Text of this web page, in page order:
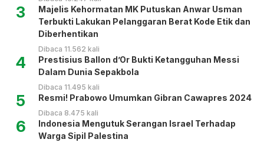
3
Majelis Kehormatan MK Putuskan Anwar Usman
Terbukti Lakukan Pelanggaran Berat Kode Etik dan
Diberhentikan
Dibaca 11.562 kali
4
Prestisius Ballon d’Or Bukti Ketangguhan Messi
Dalam Dunia Sepakbola
Dibaca 11.495 kali
5 Resmi! Prabowo Umumkan Gibran Cawapres 2024
Dibaca 8.475 kali
6
Indonesia Mengutuk Serangan Israel Terhadap
Warga Sipil Palestina